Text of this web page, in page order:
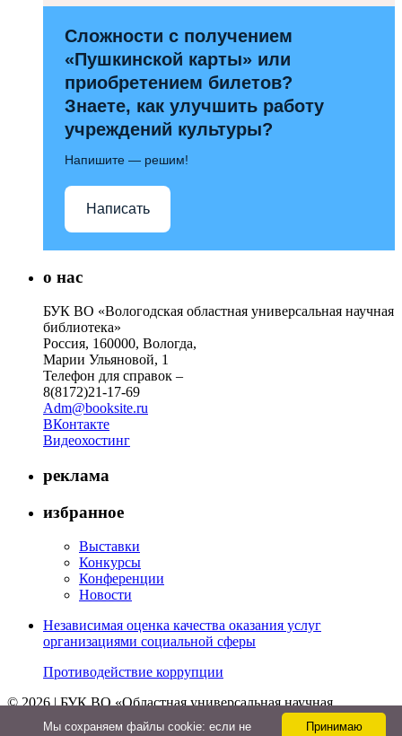
Сложности с получением
«Пушкинской карты» или
приобретением билетов?
Знаете, как улучшить работу
учреждений культуры?
Напишите — решим!
Написать
о нас
БУК ВО «Вологодская областная универсальная научная
библиотека»
Россия, 160000, Вологда,
Марии Ульяновой, 1
Телефон для справок –
8(8172)21-17-69
Adm@booksite.ru
ВКонтакте
Видеохостинг
реклама
избранное
Выставки
Конкурсы
Конференции
Новости
Независимая оценка качества оказания услуг
организациями социальной сферы
Противодействие коррупции
© 2026 | БУК ВО «Областная универсальная научная
библиотека»
Принимаю
Мы cохраняем файлы cookie: если не